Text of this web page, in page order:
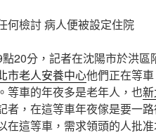
檢討 病人便被設定住院
分，記者在沈陽市於洪區
市老人安養中心他們正在等
等車的年夜多是老年人，也
者，在這等車年夜傢是要一
在這等車，需求領頭的人批准